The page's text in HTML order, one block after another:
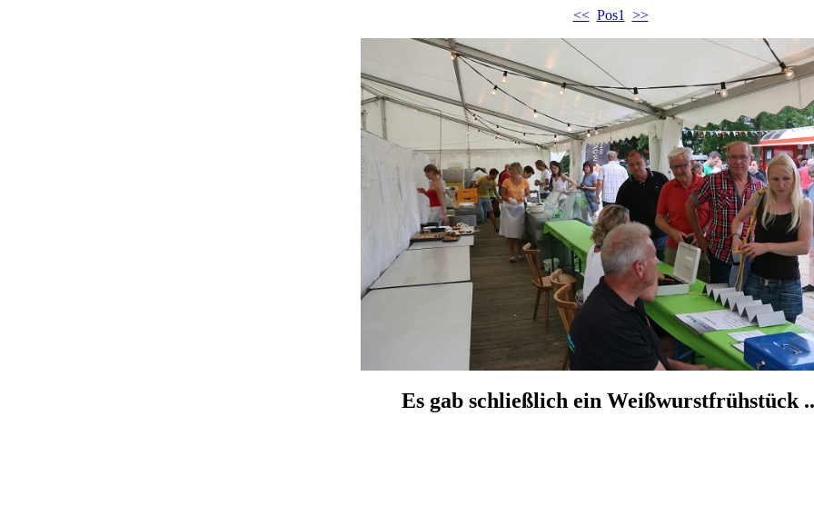
<< Pos1 >>
Es gab schließlich ein Weißwurstfrühstück